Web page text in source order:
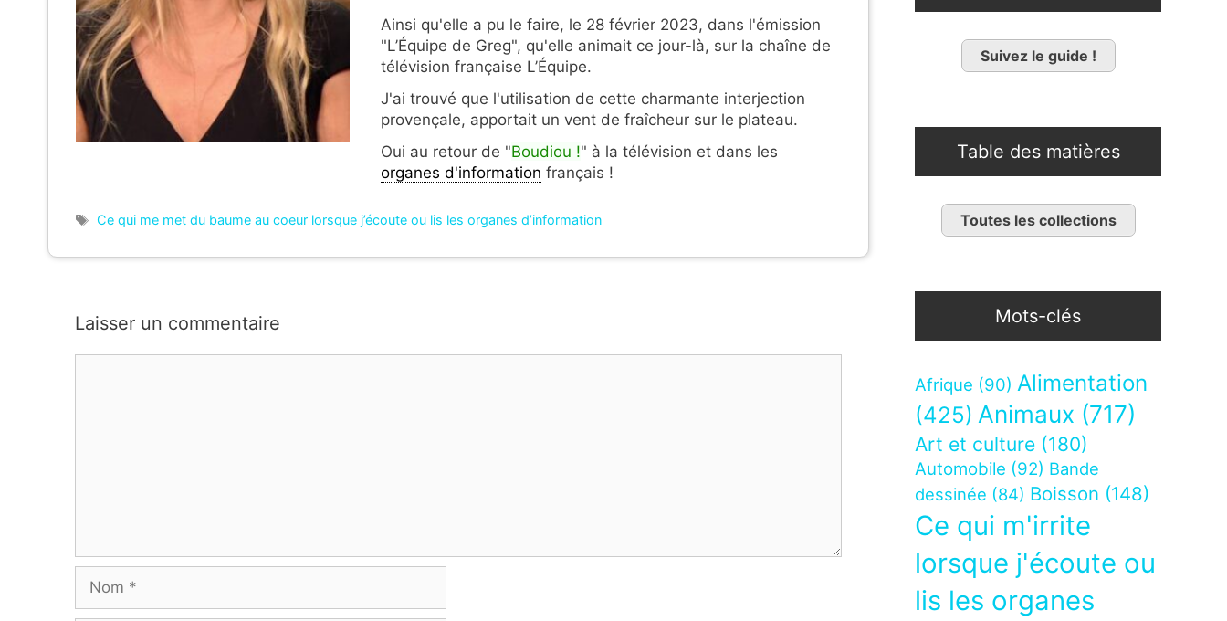
Ainsi qu'elle a pu le faire, le 28 février 2023, dans l'émission
"L’Équipe de Greg", qu'elle animait ce jour-là, sur la chaîne de
télévision française L’Équipe.
J'ai trouvé que l'utilisation de cette charmante interjection
provençale, apportait un vent de fraîcheur sur le plateau.
Oui au retour de "Boudiou !" à la télévision et dans les
organes d'information français !
Étiquettes
Ce qui me met du baume au coeur lorsque j’écoute ou lis les organes d’information
Laisser un commentaire
Suivez le guide !
Table des matières
Toutes les collections
Mots-clés
Afrique (90) Alimentation
(425) Animaux (717)
Art et culture (180)
Automobile (92) Bande
dessinée (84) Boisson (148)
Ce qui m'irrite
lorsque j'écoute ou
lis les organes